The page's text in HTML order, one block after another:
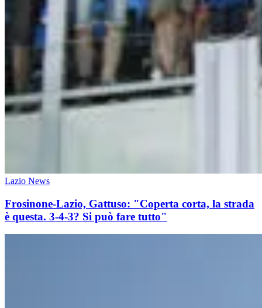
Lazio News
Frosinone-Lazio, Gattuso: "Coperta corta, la strada
è questa. 3-4-3? Si può fare tutto"